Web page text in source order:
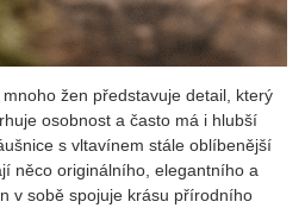
žen představuje detail, který
osobnost a často má i hlubší
s vltavínem stále oblíbenější
něco originálního, elegantního a
v sobě spojuje krásu přírodního